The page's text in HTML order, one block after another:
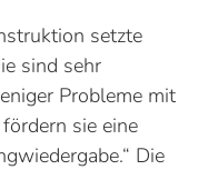
setzte
sind sehr
­Probleme mit
sie eine
Die